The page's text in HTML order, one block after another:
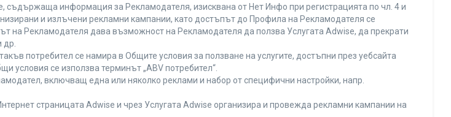
съдържаща информация за Рекламодателя, изисквана от Нет Инфо при регистрацията по чл. 4 и
и излъчени рекламни кампании, като достъпът до Профила на Рекламодателя се
на Рекламодателя дава възможност на Рекламодателя да ползва Услугата Adwise, да прекрати
потребител се намира в Общите условия за ползване на услугите, достъпни през уебсайта
условия се използва терминът „ABV потребител“.
включващ една или няколко реклами и набор от специфични настройки, напр.
страницата Adwise и чрез Услугата Adwise организира и провежда рекламни кампании на